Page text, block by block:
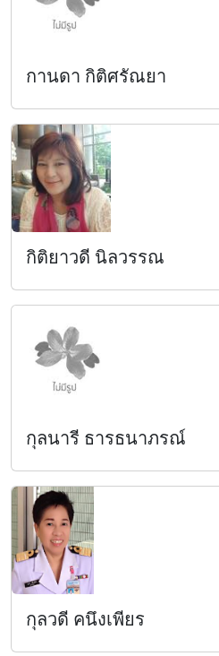
กานดา กิติศรัณยา
กิติยาวดี นิลวรรณ
กุลนารี ธารธนาภรณ์
กุลวดี คนึงเพียร